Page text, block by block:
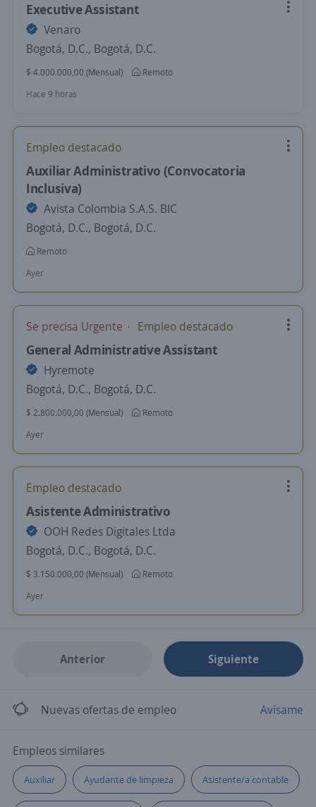
Executive Assistant
Venaro
Bogotá, D.C., Bogotá, D.C.
$ 4.000.000,00 (Mensual)
Remoto
Hace 9 horas
Empleo destacado
Auxiliar Administrativo (Convocatoria
Inclusiva)
Avista Colombia S.A.S. BIC
Bogotá, D.C., Bogotá, D.C.
Remoto
Ayer
Se precisa Urgente Empleo destacado
General Administrative Assistant
Hyremote
Bogotá, D.C., Bogotá, D.C.
$ 2.800.000,00 (Mensual)
Remoto
Ayer
Empleo destacado
Asistente Administrativo
OOH Redes Digitales Ltda
Bogotá, D.C., Bogotá, D.C.
$ 3.150.000,00 (Mensual)
Remoto
Ayer
Anterior Siguiente
Nuevas ofertas de empleo Avísame
Empleos similares
Auxiliar Ayudante de limpieza Asistente/a contable